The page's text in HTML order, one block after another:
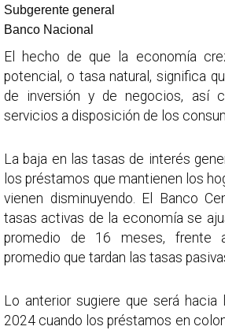
Subgerente general
Banco Nacional
El hecho de que la economía
potencial, o tasa natural, significa
de inversión y de negocios, así
servicios a disposición de los
La baja en las tasas de interés
los préstamos que mantienen los
vienen disminuyendo. El Banco
tasas activas de la economía se
promedio de 16 meses, frente
promedio que tardan las tasas
Lo anterior sugiere que será hacia
2024 cuando los préstamos en